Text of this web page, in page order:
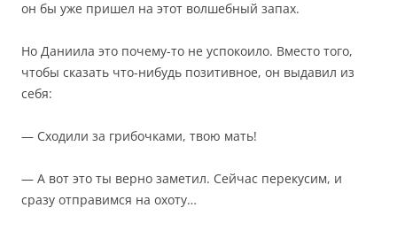
он бы уже пришел на этот волшебный запах.
Но Даниила это почему-то не успокоило. Вместо того,
чтобы сказать что-нибудь позитивное, он выдавил из
себя:
— Сходили за грибочками, твою мать!
— А вот это ты верно заметил. Сейчас перекусим, и
сразу отправимся на охоту…